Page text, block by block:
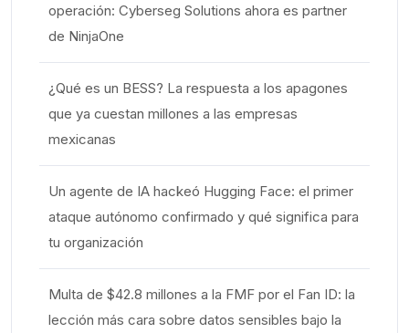
operación: Cyberseg Solutions ahora es partner
de NinjaOne
¿Qué es un BESS? La respuesta a los apagones
que ya cuestan millones a las empresas
mexicanas
Un agente de IA hackeó Hugging Face: el primer
ataque autónomo confirmado y qué significa para
tu organización
Multa de $42.8 millones a la FMF por el Fan ID: la
lección más cara sobre datos sensibles bajo la